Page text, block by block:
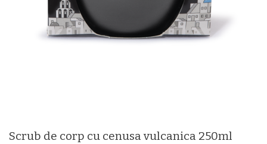
Scrub de corp cu cenusa vulcanica 250ml